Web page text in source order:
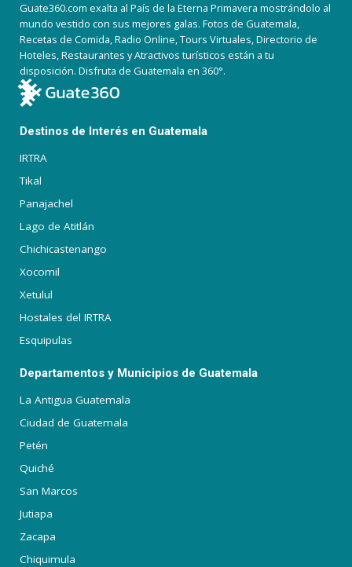
Guate360.com exalta al País de la Eterna Primavera mostrándolo al
mundo vestido con sus mejores galas. Fotos de Guatemala,
Recetas de Comida, Radio Online, Tours Virtuales, Directorio de
Hoteles, Restaurantes y Atractivos turísticos están a tu
disposición. Disfruta de Guatemala en 360°.
Destinos de Interés en Guatemala
IRTRA
Tikal
Panajachel
Lago de Atitlán
Chichicastenango
Xocomil
Xetulul
Hostales del IRTRA
Esquipulas
Departamentos y Municipios de Guatemala
La Antigua Guatemala
Ciudad de Guatemala
Petén
Quiché
San Marcos
Jutiapa
Zacapa
Chiquimula